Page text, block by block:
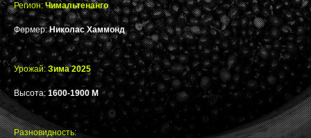
Регион: Чимальтенанго
Фермер:Николас Хаммонд
Урожай: Зима 2025
Высота: 1600-1900 М
Разновидность: